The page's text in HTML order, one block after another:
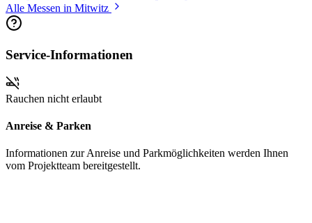
Alle Messen in Mitwitz
Service-Informationen
Rauchen nicht erlaubt
Anreise & Parken
Informationen zur Anreise und Parkmöglichkeiten werden Ihnen
vom Projektteam bereitgestellt.